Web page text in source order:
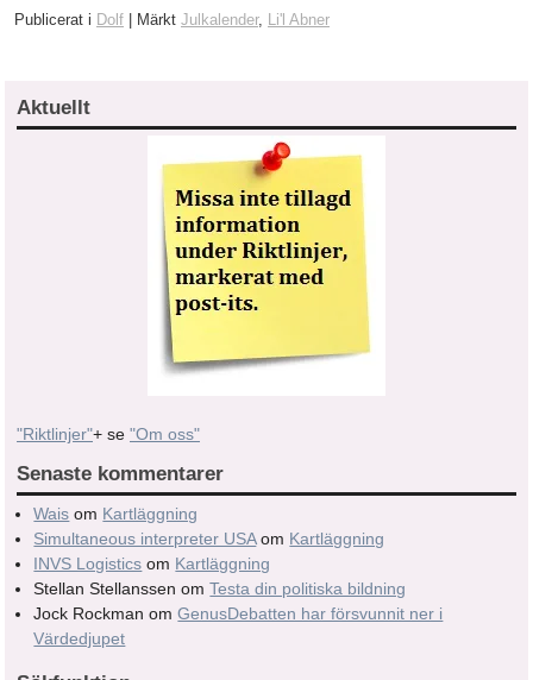
Publicerat i Dolf Märkt Julkalender, Li'l Abner
Aktuellt
"Riktlinjer"+ se "Om oss"
Senaste kommentarer
Wais om Kartläggning
Simultaneous interpreter USAom Kartläggning
INVS Logistics om Kartläggning
Stellan Stellanssen omTesta din politiska bildning
Jock Rockman omGenusDebatten har försvunnit ner i
Värdedjupet